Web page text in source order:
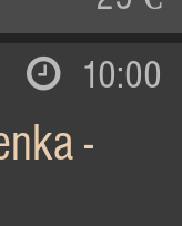
10:00
-